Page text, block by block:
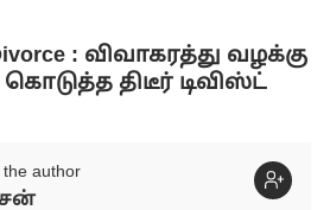
: விவாகரத்து வழக்கு
திடீர் டிவிஸ்ட்
the author